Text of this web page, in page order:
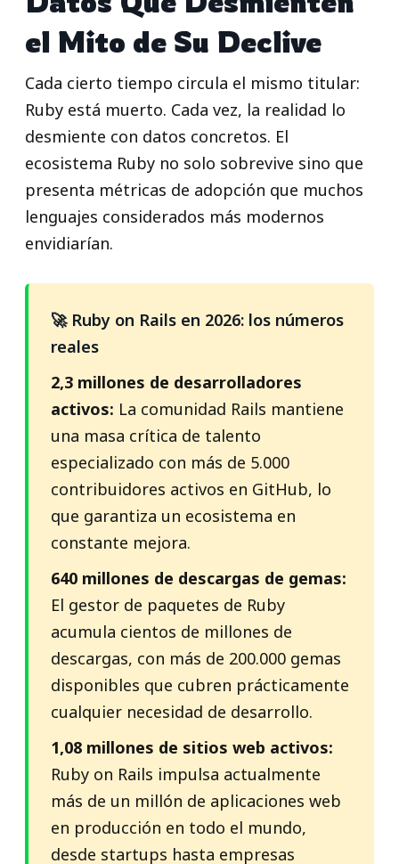
el Mito de Su Declive
Cada cierto tiempo circula el mismo titular:
Ruby está muerto. Cada vez, la realidad lo
desmiente con datos concretos. El
ecosistema Ruby no solo sobrevive sino que
presenta métricas de adopción que muchos
lenguajes considerados más modernos
envidiarían.
🚀 Ruby on Rails en 2026: los números
reales
2,3 millones de desarrolladores
activos: La comunidad Rails mantiene
una masa crítica de talento
especializado con más de 5.000
contribuidores activos en GitHub, lo
que garantiza un ecosistema en
constante mejora.
640 millones de descargas de gemas:
El gestor de paquetes de Ruby
acumula cientos de millones de
descargas, con más de 200.000 gemas
disponibles que cubren prácticamente
cualquier necesidad de desarrollo.
1,08 millones de sitios web activos:
Ruby on Rails impulsa actualmente
más de un millón de aplicaciones web
en producción en todo el mundo,
desde startups hasta empresas